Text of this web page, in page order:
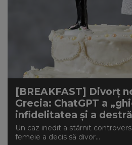
[BREAKFAST] Divorț
Grecia: ChatGPT a
infidelitatea și a
Un caz inedit a stârnit
femeie a decis să divor...